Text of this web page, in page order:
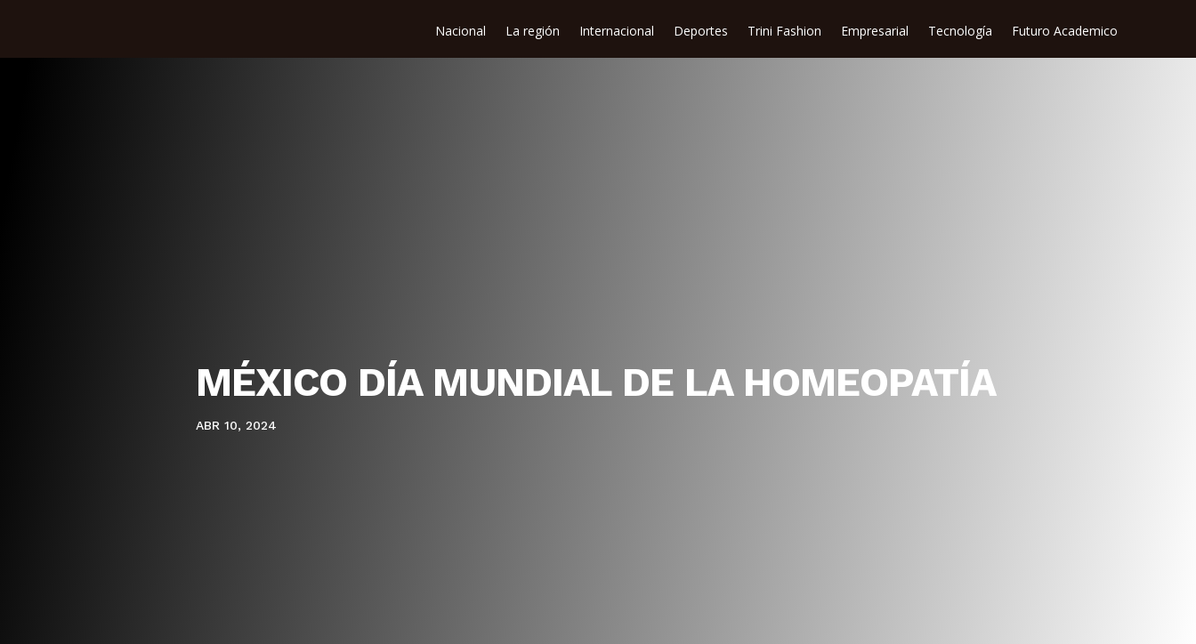
Nacional La región Internacional Deportes Trini Fashion Empresarial Tecnología Futuro Academico
MÉXICO DÍA MUNDIAL DE LA HOMEOPATÍA
ABR 10, 2024